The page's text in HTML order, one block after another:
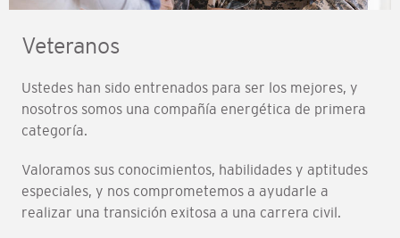
Veteranos
Ustedes han sido entrenados para ser los mejores, y
nosotros somos una compañía energética de primera
categoría.
Valoramos sus conocimientos, habilidades y aptitudes
especiales, y nos comprometemos a ayudarle a
realizar una transición exitosa a una carrera civil.